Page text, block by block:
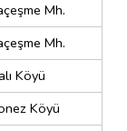
Mh.
Mh.
Köyü
Köyü